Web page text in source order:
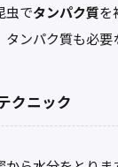
虫でタンパク質を
ンパク質も必要
クニック